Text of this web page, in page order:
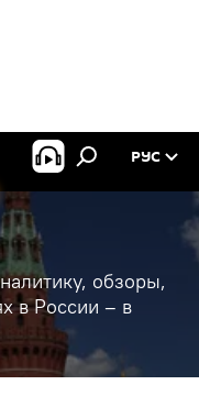
РУС
обзоры,
в России – в